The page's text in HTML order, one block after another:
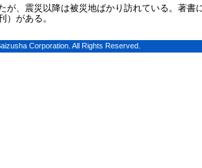
が、震災以降は被災地ばかり訪れている。著書
）がある。
Corporation. All Rights Reserved.